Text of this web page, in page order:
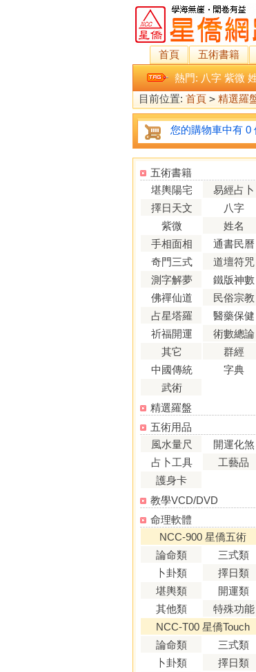
首頁 五術書籍
熱門: 八字 紫微
目前位置: 首頁 > 精選羅
您的購物車中有 0
五術書籍
堪輿陽宅
易經占卜
擇日天文
八字
紫微
姓名
手相面相
通書民曆
奇門三式
道壇符咒
測字解夢
鐵版神數
佛禪仙道
民俗宗教
占星塔羅
醫藥保健
祈福開運
術數總論
其它
群經
中國傳統
字典
武術
精選羅盤
五術用品
風水量尺
開運化煞
占卜工具
工藝品
護身卡
教學VCD/DVD
命理軟體
NCC-900 星僑五術
論命類
三式類
卜卦類
擇日類
堪輿類
開運類
其他類
特殊功能
NCC-T00 星僑Touch
論命類
三式類
卜卦類
擇日類